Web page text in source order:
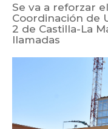
Se va a reforzar
Coordinación de
2 de Castilla-La
llamadas